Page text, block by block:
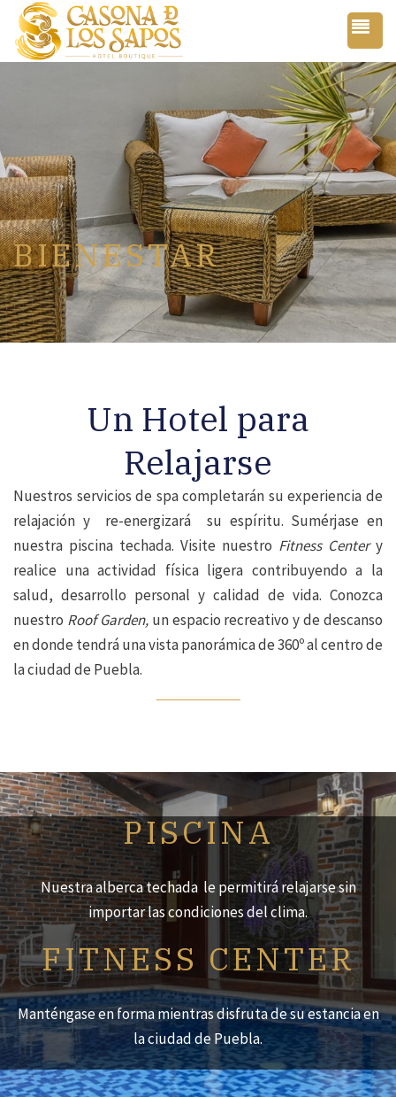
BIENESTAR
Un Hotel para
Relajarse
Nuestros servicios de spa completarán su experiencia de
relajación y re-energizará su espíritu. Sumérjase en
nuestra piscina techada. Visite nuestro Fitness Center y
realice una actividad física ligera contribuyendo a la
salud, desarrollo personal y calidad de vida. Conozca
nuestro Roof Garden, un espacio recreativo y de descanso
en donde tendrá una vista panorámica de 360º al centro de
la ciudad de Puebla.
PISCINA
Nuestra alberca techada le permitirá relajarse sin
importar las condiciones del clima.
FITNESS CENTER
Manténgase en forma mientras disfruta de su estancia en
la ciudad de Puebla.